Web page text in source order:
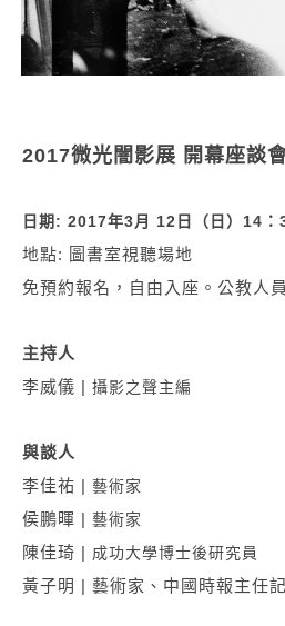
2017微光闇影展 開幕座談
日期: 2017年3月 12日（日）14
地點: 圖書室視聽場地
免預約報名，自由入座。公教人
主持人
李威儀 | 攝影之聲主編
與談人
李佳祐 | 藝術家
侯鵬暉 | 藝術家
陳佳琦 | 成功大學博士後研究員
黃子明 | 藝術家、中國時報主任